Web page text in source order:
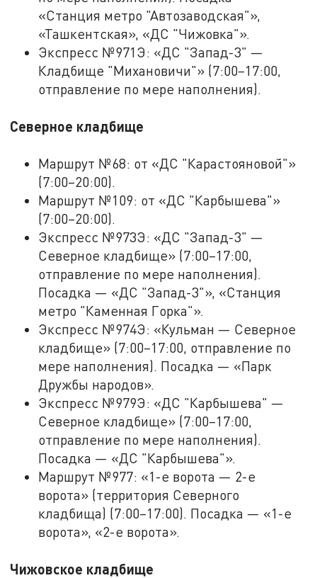
«Станция метро "Автозаводская"»,
«Ташкентская», «ДС "Чижовка"».
Экспресс №971Э: «ДС "Запад-3" —
Кладбище "Михановичи"» (7:00–17:00,
отправление по мере наполнения).
Северное кладбище
Маршрут №68: от «ДС "Карастояновой"»
(7:00–20:00).
Маршрут №109: от «ДС "Карбышева"»
(7:00–20:00).
Экспресс №973Э: «ДС "Запад-3" —
Северное кладбище» (7:00–17:00,
отправление по мере наполнения).
Посадка — «ДС "Запад-3"», «Станция
метро "Каменная Горка"».
Экспресс №974Э: «Кульман — Северное
кладбище» (7:00–17:00, отправление по
мере наполнения). Посадка — «Парк
Дружбы народов».
Экспресс №979Э: «ДС "Карбышева" —
Северное кладбище» (7:00–17:00,
отправление по мере наполнения).
Посадка — «ДС "Карбышева"».
Маршрут №977: «1-е ворота — 2-е
ворота» (территория Северного
кладбища) (7:00–17:00). Посадка — «1-е
ворота», «2-е ворота».
Чижовское кладбище